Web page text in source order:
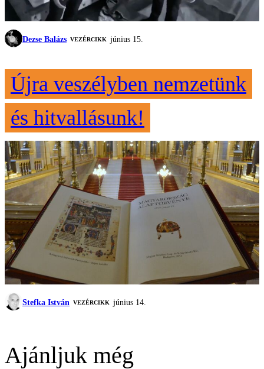
Dezse Balázs VEZÉRCIKK június 15.
Újra veszélyben nemzetünk
és hitvallásunk!
Stefka István VEZÉRCIKK június 14.
Ajánljuk még